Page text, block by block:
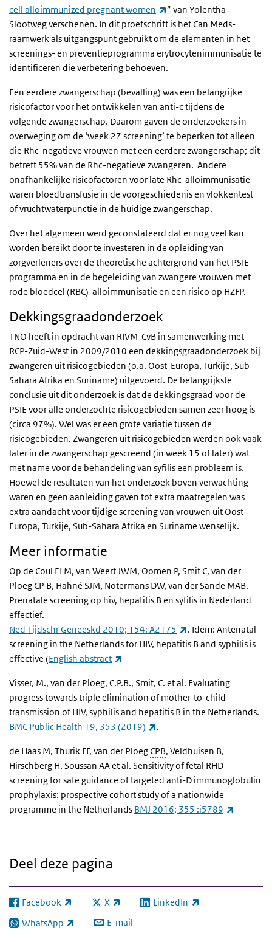
cell alloimmunized pregnant women
(externe link)
” van Yolentha
Slootweg verschenen. In dit proefschrift is het Can Meds-
raamwerk als uitgangspunt gebruikt om de elementen in het
screenings- en preventieprogramma erytrocytenimmunisatie te
identificeren die verbetering behoeven.
Een eerdere zwangerschap (bevalling) was een belangrijke
risicofactor voor het ontwikkelen van anti-c tijdens de
volgende zwangerschap. Daarom gaven de onderzoekers in
overweging om de ‘week 27 screening’ te beperken tot alleen
die Rhc-negatieve vrouwen met een eerdere zwangerschap; dit
betreft 55% van de Rhc-negatieve zwangeren. Andere
onafhankelijke risicofactoren voor late Rhc-alloimmunisatie
waren bloedtransfusie in de voorgeschiedenis en vlokkentest
of vruchtwaterpunctie in de huidige zwangerschap.
Over het algemeen werd geconstateerd dat er nog veel kan
worden bereikt door te investeren in de opleiding van
zorgverleners over de theoretische achtergrond van het PSIE-
programma en in de begeleiding van zwangere vrouwen met
rode bloedcel (RBC)-alloimmunisatie en een risico op HZFP.
Dekkingsgraadonderzoek
TNO heeft in opdracht van RIVM-CvB in samenwerking met
RCP-Zuid-West in 2009/2010 een dekkingsgraadonderzoek bij
zwangeren uit risicogebieden (o.a. Oost-Europa, Turkije, Sub-
Sahara Afrika en Suriname) uitgevoerd. De belangrijkste
conclusie uit dit onderzoek is dat de dekkingsgraad voor de
PSIE voor alle onderzochte risicogebieden samen zeer hoog is
(circa 97%). Wel was er een grote variatie tussen de
risicogebieden. Zwangeren uit risicogebieden werden ook vaak
later in de zwangerschap gescreend (in week 15 of later) wat
met name voor de behandeling van syfilis een probleem is.
Hoewel de resultaten van het onderzoek boven verwachting
waren en geen aanleiding gaven tot extra maatregelen was
extra aandacht voor tijdige screening van vrouwen uit Oost-
Europa, Turkije, Sub-Sahara Afrika en Suriname wenselijk.
Meer informatie
Op de Coul ELM, van Weert JWM, Oomen P, Smit C, van der
Ploeg CP B, Hahné SJM, Notermans DW, van der Sande MAB.
Prenatale screening op hiv, hepatitis B en syfilis in Nederland
effectief.
Ned Tijdschr Geneeskd 2010; 154: A2175
(externe link)
. Idem: Antenatal
screening in the Netherlands for HIV, hepatitis B and syphilis is
effective (English abstract
Visser, M., van der Ploeg, C.P.B., Smit, C. et al. Evaluating
progress towards triple elimination of mother-to-child
transmission of HIV, syphilis and hepatitis B in the Netherlands.
BMC Public Health 19, 353 (2019)
(externe link)
.
de Haas M, Thurik FF, van der PloegCPB, Veldhuisen B,
Hirschberg H, Soussan AA et al. Sensitivity of fetal RHD
screening for safe guidance of targeted anti-D immunoglobulin
prophylaxis: prospective cohort study of a nationwide
programme in the Netherlands BMJ 2016; 355 :i5789
Deel deze pagina
Facebook
(externe link) X
(externe link) LinkedIn
(externe link)
WhatsApp
(externe link) E-mail